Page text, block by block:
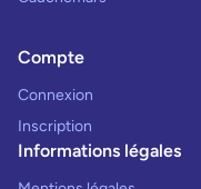
Compte
Connexion
Inscription
Informations légales